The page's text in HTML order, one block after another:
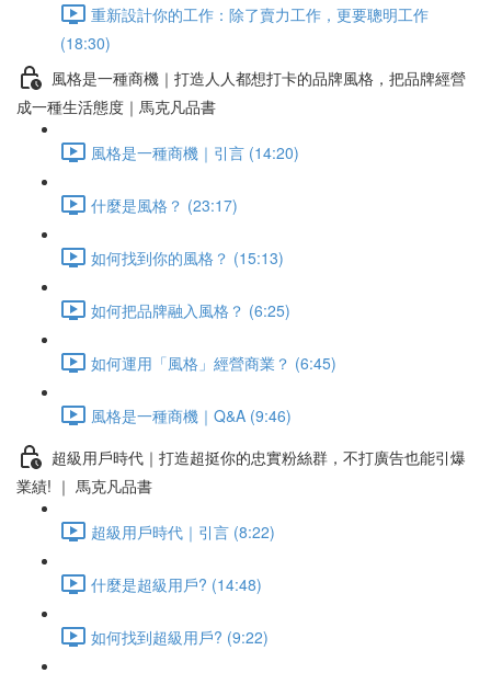
重新設計你的工作：除了賣力工作，更要聰明工作
(18:30)
風格是一種商機｜打造人人都想打卡的品牌風格，把品牌經營
成一種生活態度｜馬克凡品書
風格是一種商機｜引言 (14:20)
什麼是風格？ (23:17)
如何找到你的風格？ (15:13)
如何把品牌融入風格？ (6:25)
如何運用「風格」經營商業？ (6:45)
風格是一種商機｜Q&A (9:46)
超級用戶時代｜打造超挺你的忠實粉絲群，不打廣告也能引爆
業績! ｜ 馬克凡品書
超級用戶時代｜引言 (8:22)
什麼是超級用戶? (14:48)
如何找到超級用戶? (9:22)